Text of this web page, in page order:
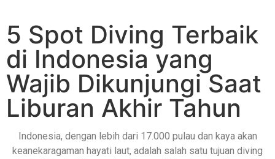
5 Spot Diving Terbaik
di Indonesia yang
Wajib Dikunjungi Saat
Liburan Akhir Tahun
Indonesia, dengan lebih dari 17.000 pulau dan kaya akan
keanekaragaman hayati laut, adalah salah satu tujuan diving